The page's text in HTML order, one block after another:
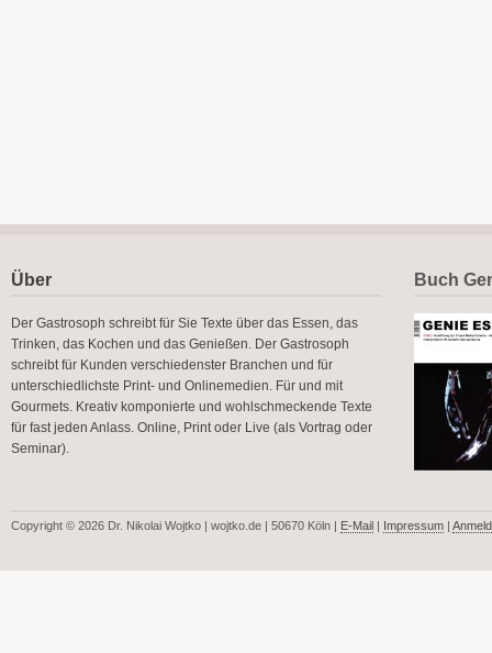
Über
Der Gastrosoph schreibt für Sie Texte über das Essen, das
Trinken, das Kochen und das Genießen. Der Gastrosoph
schreibt für Kunden verschiedenster Branchen und für
unterschiedlichste Print- und Onlinemedien. Für und mit
Gourmets. Kreativ komponierte und wohlschmeckende Texte
für fast jeden Anlass. Online, Print oder Live (als Vortrag oder
Seminar).
Buch
Copyright © 2026 Dr. Nikolai Wojtko | wojtko.de | 50670 Köln | E-Mail | Impressum |